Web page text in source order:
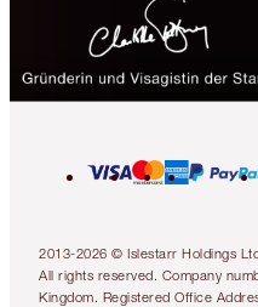
2013-2026 © Islestarr Holdings
All rights reserved. Company
Kingdom. Registered Office